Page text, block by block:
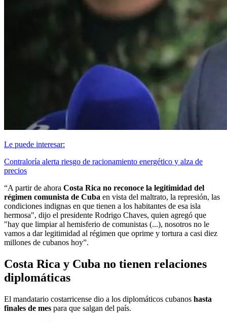
Le puede interesar:
Contraloría alerta riesgo de racionamiento energético y alza de
precios
“A partir de ahora Costa Rica no reconoce la legitimidad del
régimen comunista de Cuba en vista del maltrato, la represión, las
condiciones indignas en que tienen a los habitantes de esa isla
hermosa", dijo el presidente Rodrigo Chaves, quien agregó que
"hay que limpiar al hemisferio de comunistas (...), nosotros no le
vamos a dar legitimidad al régimen que oprime y tortura a casi diez
millones de cubanos hoy”.
Costa Rica y Cuba no tienen relaciones
diplomáticas
El mandatario costarricense dio a los diplomáticos cubanos hasta
finales de mes para que salgan del país.